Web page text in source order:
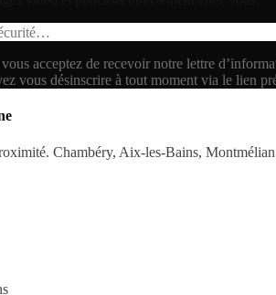
acceptez de recevoir notre lettre
vous désinscrire à tout moment via le lien
Chambéry, Aix-les-Bains,